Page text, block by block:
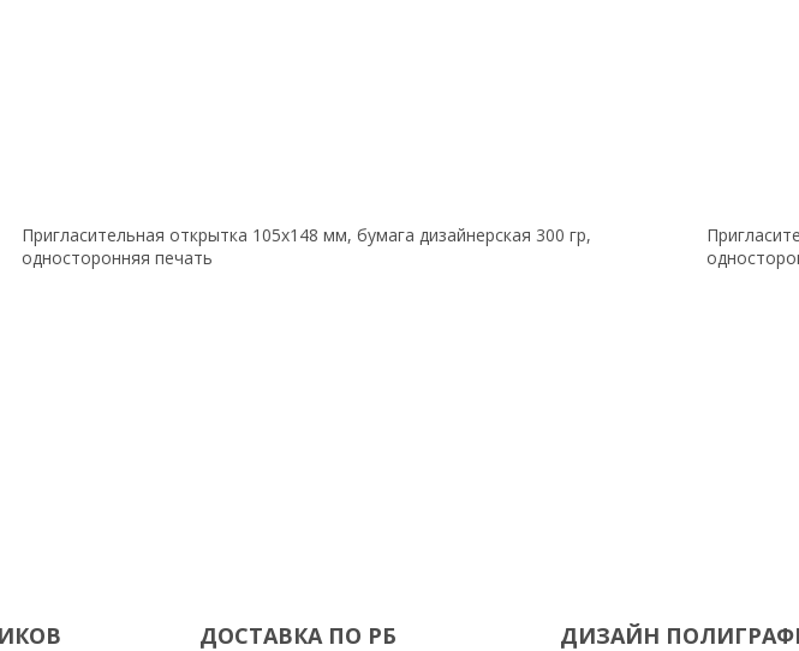
Пригласительная открытка 105х148 мм, бумага дизайнерская 300 гр,
односторонняя печать
ДОСТАВКА ПО РБ ДИЗАЙН